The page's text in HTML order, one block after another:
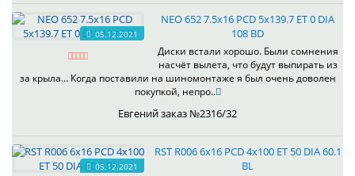
05.12.2021
NEO 652 7.5x16 PCD 5x139.7 ET 0 DIA
108 BD
Диски встали хорошо. Были сомнения
насчёт вылета, что будут выпирать из
за крыла... Когда поставили на шиномонтаже я был очень доволен
покупкой, непро..
Евгений заказ №2316/32
05.12.2021
RST R006 6x16 PCD 4x100 ET 50 DIA 60.1
BL